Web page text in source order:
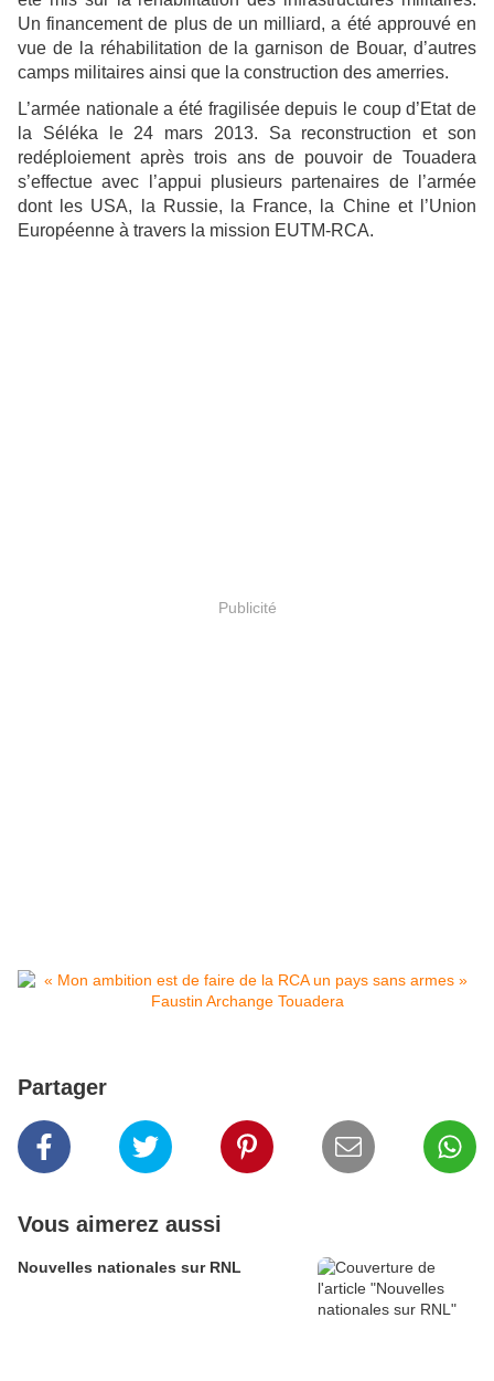
Un financement de plus de un milliard, a été approuvé en
vue de la réhabilitation de la garnison de Bouar, d’autres
camps militaires ainsi que la construction des amerries.
L’armée nationale a été fragilisée depuis le coup d’Etat de
la Séléka le 24 mars 2013. Sa reconstruction et son
redéploiement après trois ans de pouvoir de Touadera
s’effectue avec l’appui plusieurs partenaires de l’armée
dont les USA, la Russie, la France, la Chine et l’Union
Européenne à travers la mission EUTM-RCA.
Publicité
Partager
Vous aimerez aussi
Nouvelles nationales sur RNL